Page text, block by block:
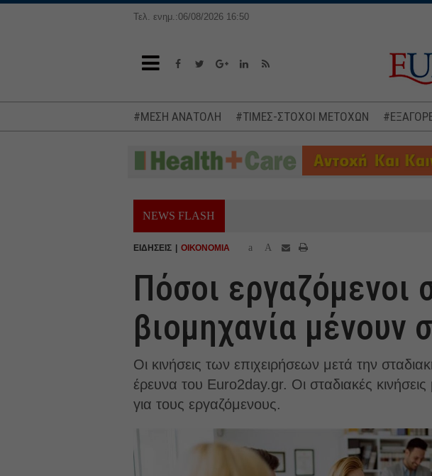
Τελ. ενημ.:06/08/2026 16:50
#ΜΕΣΗ ΑΝΑΤΟΛΗ #ΤΙΜΕΣ-ΣΤΟΧΟΙ ΜΕΤΟΧΩΝ
NEWS FLASH
ΕΙΔΗΣΕΙΣ ΟΙΚΟΝΟΜΙΑ a A
Πόσοι εργαζόμενοι
βιομηχανία μένουν
Οι κινήσεις των επιχειρήσεων μετά την
έρευνα του Euro2day.gr. Οι σταδιακές
για τους εργαζόμενους.